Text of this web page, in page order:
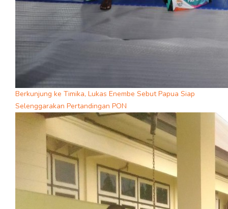
Berkunjung ke Timika, Lukas Enembe Sebut Papua Siap
Selenggarakan Pertandingan PON